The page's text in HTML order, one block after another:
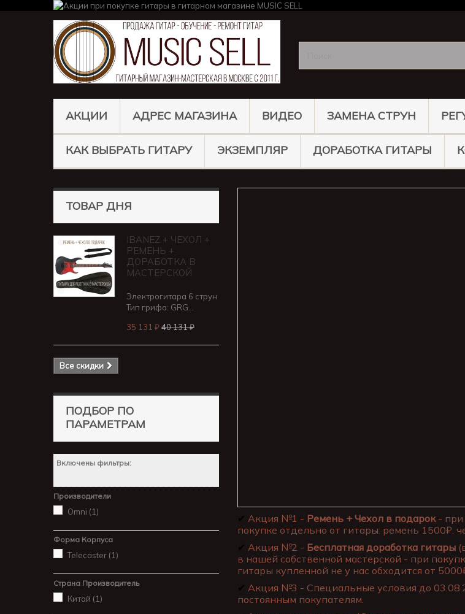
АКЦИИ АДРЕС МАГАЗИНА ВИДЕО ЗАМЕНА СТРУН
КАК ВЫБРАТЬ ГИТАРУ ЭКЗЕМПЛЯР ДОРАБОТКА ГИТАРЫ
ТОВАР ДНЯ
IBANEZ + ЧЕХОЛ +
РЕМЕНЬ +
ДОРАБОТКА В
МАСТЕРСКОЙ
Электрогитара 6 струн
Тип грифа: GRG...
35 131 ₽40 131 ₽
Все скидки
ПОДБОР ПО
ПАРАМЕТРАМ
Включены фильтры:
Производители
Omni (1)
Форма Корпуса
Telecaster (1)
Страна Производитель
Китай (1)
✔ Акция №1 - Ремень + Чехол в подарок- при
покупке отдельно от гитары: ремень 1500₽,
✔ Акция №2 - Бесплатная доработка гитары
в нашей собственной мастерской - при
гитары купленной не у нас обходится от
✔ Акция №3 - Специальные условия до
постоянным покупателям.